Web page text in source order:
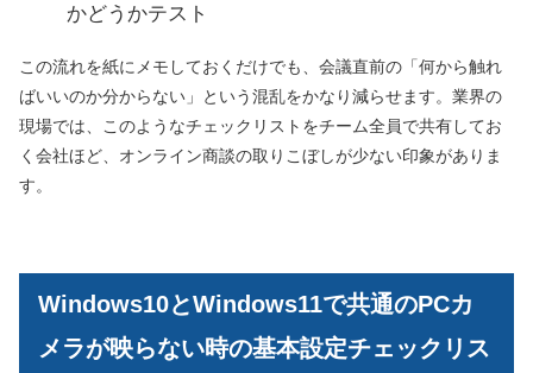
かどうかテスト
この流れを紙にメモしておくだけでも、会議直前の「何から触れ
ばいいのか分からない」という混乱をかなり減らせます。業界の
現場では、このようなチェックリストをチーム全員で共有してお
く会社ほど、オンライン商談の取りこぼしが少ない印象がありま
す。
Windows10とWindows11で共通のPCカ
メラが映らない時の基本設定チェックリス